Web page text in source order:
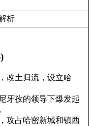
析
改土归流，设立哈
牙孜的领导下爆发起
攻占哈密新城和镇西